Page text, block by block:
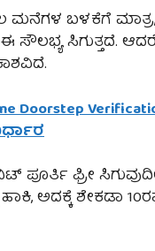
ಮನೆಗಳ ಬಳಕೆಗೆ
ಸೌಲಭ್ಯ ಸಿಗುತ್ತದೆ.
Doorstep
ಫ್ರೀ
ಅದಕ್ಕೆ ಶೇಕಡಾ